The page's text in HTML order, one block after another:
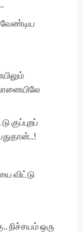
வேண்டிய
குப்புறப்
விட்டு
நிச்சயம் ஒரு